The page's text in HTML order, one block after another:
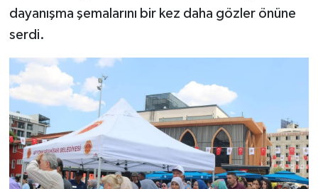
dayanışma şemalarını bir kez daha gözler önüne
serdi.